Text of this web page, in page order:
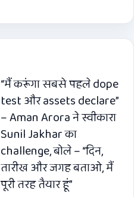
“मैं करूंगा सबसे पहले dope
test और assets declare”
– Aman Arora ने स्वीकारा
Sunil Jakhar का
challenge, बोले – “दिन,
तारीख और जगह बताओ, मैं
पूरी तरह तैयार हूं”